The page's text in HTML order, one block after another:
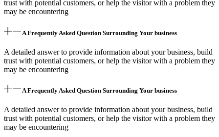
trust with potential customers, or help the visitor with a problem they
may be encountering
A Frequently Asked Question Surrounding Your business
A detailed answer to provide information about your business, build
trust with potential customers, or help the visitor with a problem they
may be encountering
A Frequently Asked Question Surrounding Your business
A detailed answer to provide information about your business, build
trust with potential customers, or help the visitor with a problem they
may be encountering